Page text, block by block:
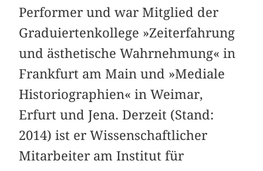
Performer und war Mitglied der
Graduiertenkollege »Zeiterfahrung
und ästhetische Wahrnehmung« in
Frankfurt am Main und »Mediale
Historiographien« in Weimar,
Erfurt und Jena. Derzeit (Stand:
2014) ist er Wissenschaftlicher
Mitarbeiter am Institut für